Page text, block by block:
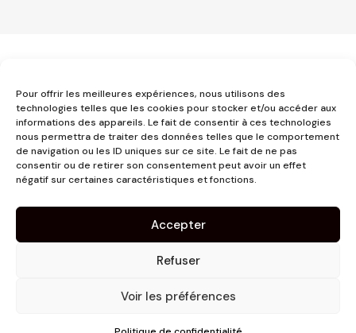
Pour offrir les meilleures expériences, nous utilisons des
technologies telles que les cookies pour stocker et/ou accéder aux
informations des appareils. Le fait de consentir à ces technologies
nous permettra de traiter des données telles que le comportement
de navigation ou les ID uniques sur ce site. Le fait de ne pas
consentir ou de retirer son consentement peut avoir un effet
négatif sur certaines caractéristiques et fonctions.
Accepter
Refuser
Voir les préférences
3 place Jeanne d'Arc
1er étage
31000 Toulouse
05 62 73 70 73